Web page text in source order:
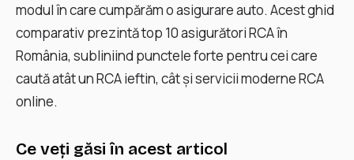
modul în care cumpărăm o asigurare auto. Acest ghid
comparativ prezintă top 10 asigurători RCA în
România, subliniind punctele forte pentru cei care
caută atât un RCA ieftin, cât și servicii moderne RCA
online.
Ce veți găsi în acest articol